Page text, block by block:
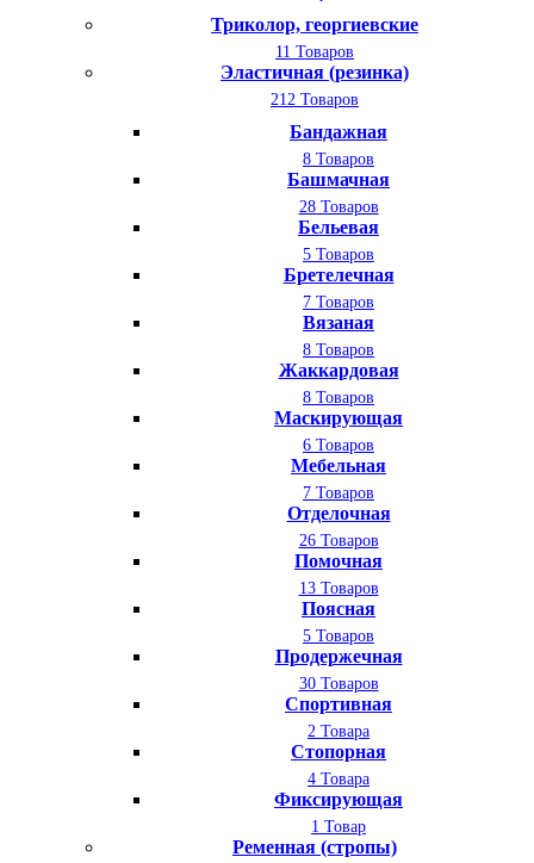
Триколор, георгиевские
11 Товаров
Эластичная (резинка)
212 Товаров
Бандажная
8 Товаров
Башмачная
28 Товаров
Бельевая
5 Товаров
Бретелечная
7 Товаров
Вязаная
8 Товаров
Жаккардовая
8 Товаров
Маскирующая
6 Товаров
Мебельная
7 Товаров
Отделочная
26 Товаров
Помочная
13 Товаров
Поясная
5 Товаров
Продержечная
30 Товаров
Спортивная
2 Товара
Стопорная
4 Товара
Фиксирующая
1 Товар
Ременная (стропы)